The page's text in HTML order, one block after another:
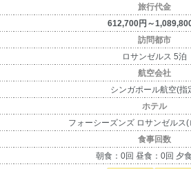
旅行代金
612,700円～
訪問都市
ロサンゼルス 5泊
航空会社
シンガポール航空(指
ホテル
フォーシーズンズ ロサンゼルス
食事回数
朝食：0回 昼食：0回 夕